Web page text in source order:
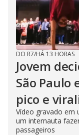
DO R7/HÁ 13 HORAS
Jovem
São Paulo
pico e
Vídeo gravado em
um internauta
passageiros